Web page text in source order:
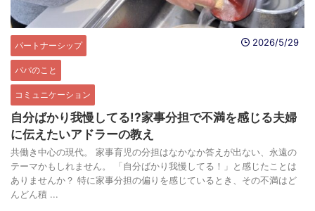
パートナーシップ
パパのこと
コミュニケーション
2026/5/29
自分ばかり我慢してる!?家事分担で不満を感じる夫婦
に伝えたいアドラーの教え
共働き中心の現代。 家事育児の分担はなかなか答えが出ない、永遠の
テーマかもしれません。 「自分ばかり我慢してる！」と感じたことは
ありませんか？ 特に家事分担の偏りを感じているとき、その不満はど
んどん積 ...